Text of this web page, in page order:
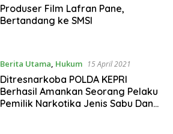
Produser Film Lafran Pane,
Bertandang ke SMSI
Berita Utama, Hukum 15 April 2021
Ditresnarkoba POLDA KEPRI
Berhasil Amankan Seorang Pelaku
Pemilik Narkotika Jenis Sabu Dan